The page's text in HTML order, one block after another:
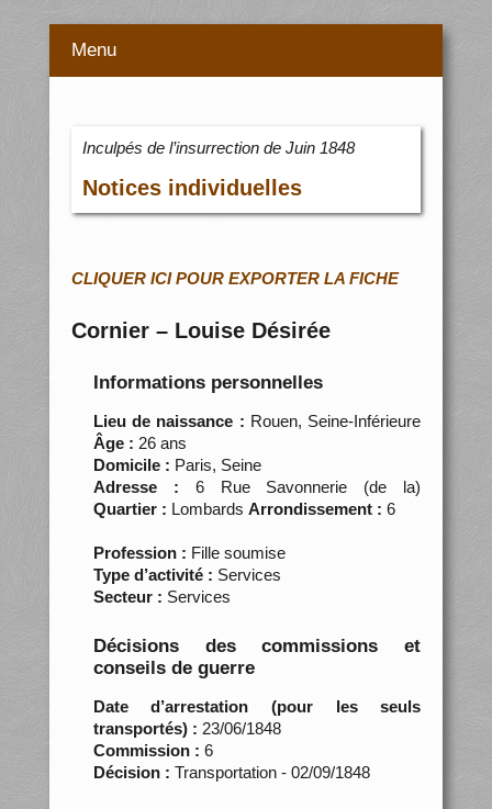
Menu
Inculpés de l’insurrection de Juin 1848
Notices individuelles
CLIQUER ICI POUR EXPORTER LA FICHE
Cornier – Louise Désirée
Informations personnelles
Lieu de naissance : Rouen, Seine-Inférieure
Âge : 26 ans
Domicile : Paris, Seine
Adresse : 6 Rue Savonnerie (de la)
Quartier : Lombards Arrondissement : 6
Profession : Fille soumise
Type d’activité : Services
Secteur : Services
Décisions des commissions et
conseils de guerre
Date d’arrestation (pour les seuls
transportés) : 23/06/1848
Commission : 6
Décision : Transportation - 02/09/1848